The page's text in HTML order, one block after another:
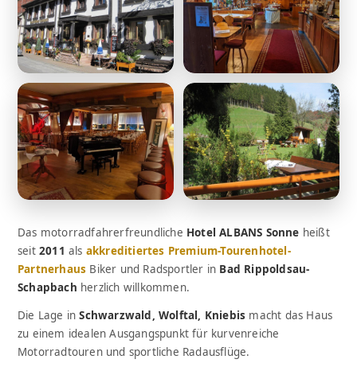
Das motorradfahrerfreundliche Hotel ALBANS Sonne heißt
seit 2011 als akkreditiertes Premium-Tourenhotel-
Partnerhaus Biker und Radsportler in Bad Rippoldsau-
Schapbach herzlich willkommen.
Die Lage inSchwarzwald, Wolftal, Kniebis macht das Haus
zu einem idealen Ausgangspunkt für kurvenreiche
Motorradtouren und sportliche Radausflüge.